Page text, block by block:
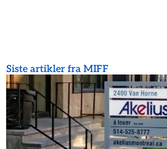
Siste artikler fra MIFF